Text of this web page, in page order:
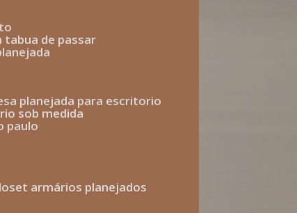
tabua de passar
planejada para escritorio
sob medida
paulo
closet armários planejados